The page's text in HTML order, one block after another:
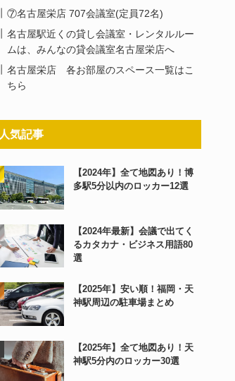
⑦名古屋栄店 707会議室(定員72名)
名古屋駅近くの貸し会議室・レンタルルー
ムは、みんなの貸会議室名古屋栄店へ
名古屋栄店 各お部屋のスペース一覧はこ
ちら
人気記事
【2024年】全て地図あり！博
多駅5分以内のロッカー12選
【2024年最新】会議で出てく
るカタカナ・ビジネス用語80
選
【2025年】安い順！福岡・天
神駅周辺の駐車場まとめ
【2025年】全て地図あり！天
神駅5分内のロッカー30選